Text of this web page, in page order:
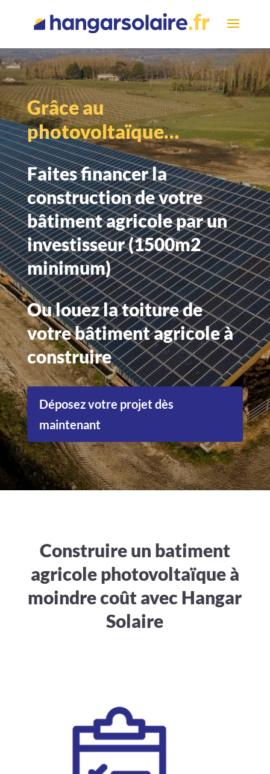
Grâce au
photovoltaïque…
Faites financer la
construction de votre
bâtiment agricole par un
investisseur (1500m2
minimum)
Ou louez la toiture de
votre bâtiment agricole à
construire
Déposez votre projet dès
maintenant
Construire un batiment
agricole photovoltaïque à
moindre coût avec Hangar
Solaire